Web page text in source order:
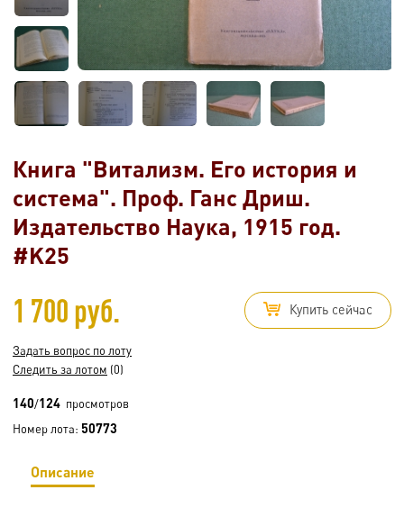
Книга "Витализм. Его история и
система". Проф. Ганс Дриш.
Издательство Наука, 1915 год.
#K25
1 700 руб. Купить сейчас
Задать вопрос по лоту
Следить за лотом (0)
140/124 просмотров
Номер лота: 50773
Описание